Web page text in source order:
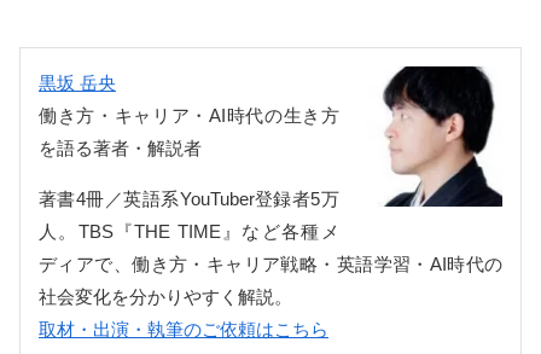
黒坂 岳央
働き方・キャリア・AI時代の生き方
を語る著者・解説者
著書4冊／英語系YouTuber登録者5万
人。TBS『THE TIME』など各種メ
ディアで、働き方・キャリア戦略・英語学習・AI時代の
社会変化を分かりやすく解説。
取材・出演・執筆のご依頼はこちら